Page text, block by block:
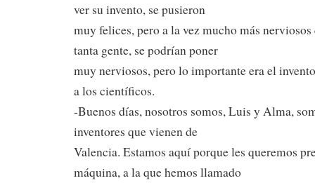
ver su invento, se pusieron
muy felices, pero a la vez mucho más
tanta gente, se podrían poner
muy nerviosos, pero lo importante era el
a los científicos.
-Buenos días, nosotros somos, Luis y Alma,
inventores que vienen de
Valencia. Estamos aquí porque les queremos
máquina, a la que hemos llamado